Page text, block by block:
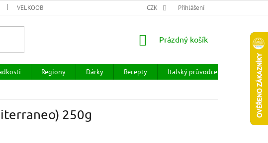
VELKOOBCHOD HODNOCENÍ OBCHODU OBCHODNÍ PODMÍNKY
CZK Přihlášení
NÁKUPNÍ
Prázdný košík
Regiony Dárky Recepty Italský průvodce
Prodejny
250g